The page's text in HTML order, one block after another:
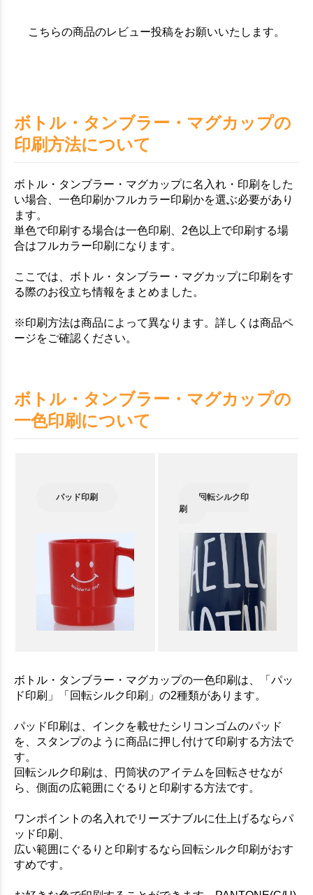
こちらの商品のレビュー投稿をお願いいたします。
ボトル・タンブラー・マグカップの
印刷方法について
ボトル・タンブラー・マグカップに名入れ・印刷をした
い場合、一色印刷かフルカラー印刷かを選ぶ必要があり
ます。
単色で印刷する場合は一色印刷、2色以上で印刷する場
合はフルカラー印刷になります。
ここでは、ボトル・タンブラー・マグカップに印刷をす
る際のお役立ち情報をまとめました。
※印刷方法は商品によって異なります。詳しくは商品ペ
ージをご確認ください。
ボトル・タンブラー・マグカップの
一色印刷について
パッド印刷
回転シルク印
刷
ボトル・タンブラー・マグカップの一色印刷は、「パッ
ド印刷」「回転シルク印刷」の2種類があります。
パッド印刷は、インクを載せたシリコンゴムのパッド
を、スタンプのように商品に押し付けて印刷する方法で
す。
回転シルク印刷は、円筒状のアイテムを回転させなが
ら、側面の広範囲にぐるりと印刷する方法です。
ワンポイントの名入れでリーズナブルに仕上げるならパ
ッド印刷、
広い範囲にぐるりと印刷するなら回転シルク印刷がおす
すめです。